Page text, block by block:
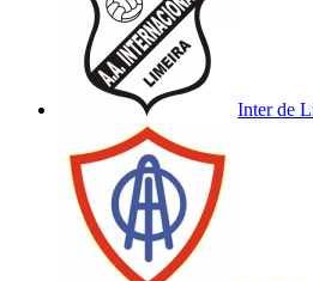
Inter de